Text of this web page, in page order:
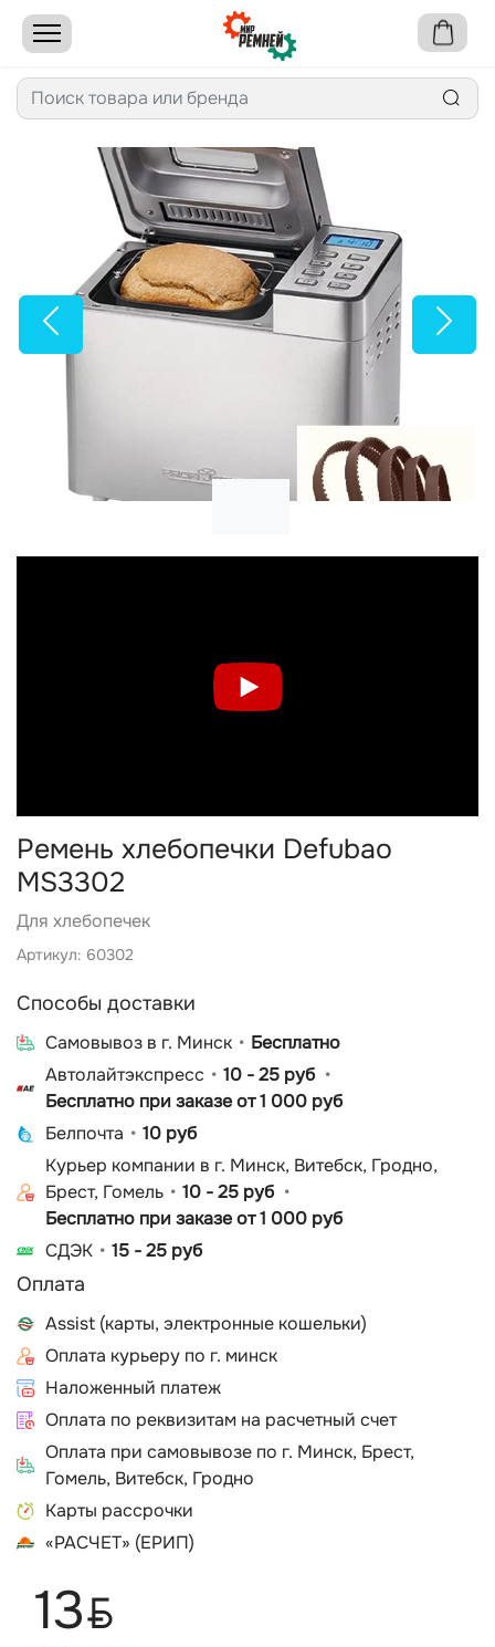
Ремень хлебопечки Defubao
MS3302
Для хлебопечек
Артикул: 60302
Способы доставки
Cамовывоз в г. Минск
Бесплатно
Автолайтэкспресс
10 - 25 руб
Бесплатно при заказе от 1 000 руб
Белпочта
10 руб
Курьер компании в г. Минск, Витебск, Гродно,
Брест, Гомель
10 - 25 руб
Бесплатно при заказе от 1 000 руб
СДЭК
15 - 25 руб
Оплата
Assist (карты, электронные кошельки)
Оплата курьеру по г. минск
Наложенный платеж
Оплата по реквизитам на расчетный счет
Оплата при самовывозе по г. Минск, Брест,
Гомель, Витебск, Гродно
Карты рассрочки
«РАСЧЕТ» (ЕРИП)
13BYN